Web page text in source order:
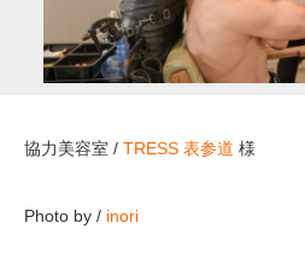
協力美容室 / TRESS 表参道 様
Photo by / inori